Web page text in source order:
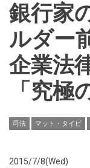
銀行家
ルダー
企業法
「究
司法 マット・タイビ
2015/7/8(Wed)